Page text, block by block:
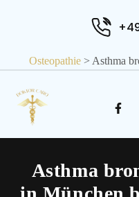
Osteopathie > Asthma
Asthma